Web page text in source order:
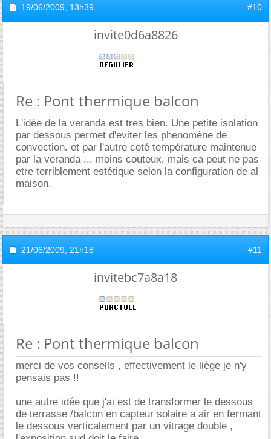
19/06/2009, 13h39 #10
invite0d6a8826
Re : Pont thermique balcon
L'idée de la veranda est tres bien. Une petite isolation
par dessous permet d'eviter les phenomène de
convection. et par l'autre coté température maintenue
par la veranda ... moins couteux, mais ca peut ne pas
etre terriblement estétique selon la configuration de al
maison.
21/06/2009, 21h18 #11
invitebc7a8a18
Re : Pont thermique balcon
merci de vos conseils , effectivement le liège je n'y
pensais pas !!
une autre idée que j'ai est de transformer le dessous
de terrasse /balcon en capteur solaire a air en fermant
le dessous verticalement par un vitrage double ,